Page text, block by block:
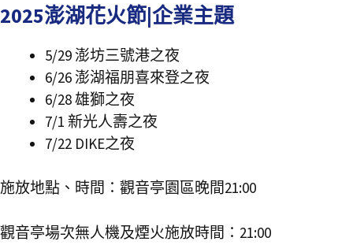
2025澎湖花火節|企業主題
5/29 澎坊三號港之夜
6/26 澎湖福朋喜來登之夜
6/28 雄獅之夜
7/1 新光人壽之夜
7/22 DIKE之夜
施放地點、時間：觀音亭園區晚間21:00
觀音亭場次無人機及煙火施放時間：21:00